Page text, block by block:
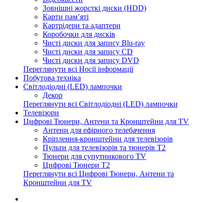
Зовнішні жорсткі диски (HDD)
Карти пам’яті
Картрідери та адаптери
Коробочки для дисків
Чисті диски для запису Blu-ray
Чисті диски для запису CD
Чисті диски для запису DVD
Переглянути всі Носії інформації
Побутова техніка
Світлодіодні (LED) лампочки
Декор
Переглянути всі Світлодіодні (LED) лампочки
Телевізори
Цифрові Тюнери, Антени та Кронштейни для TV
Антени для ефірного телебачення
Кріплення-кронштейни для телевізорів
Пульти для телевізорів та тюнерів T2
Тюнери для супутникового TV
Цифрові Тюнери T2
Переглянути всі Цифрові Тюнери, Антени та
Кронштейни для TV